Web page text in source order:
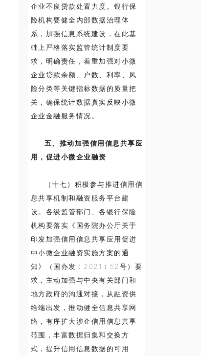
企业不良贷款处置力度。银行保
险机构要健全内部数据治理体
系，加强信息系统建设，在此基
础上严格落实监管统计制度要
求，明确责任，着重加强对小微
企业贷款余额、户数、利率、风
险分类等关键指标数据的质量把
关，确保统计数据真实反映小微
企业金融服务情况。
五、推动加强信用信息共享应
用，促进小微企业融资
（十七）积极参与推进信用信
息共享机制和融资服务平台建
设。各级监管部门、各银行保险
机构要落实《国务院办公厅关于
印发加强信用信息共享应用促进
中小微企业融资实施方案的通
知》（国办发﹝2021﹞52号）要
求，主动加强与中央有关部门和
地方政府的沟通对接，从融资供
给端出发，推动健全信息共享网
络，有序扩大涉企信用信息共享
范围，丰富数据归集和交换方
式，提升信用信息数据的可用